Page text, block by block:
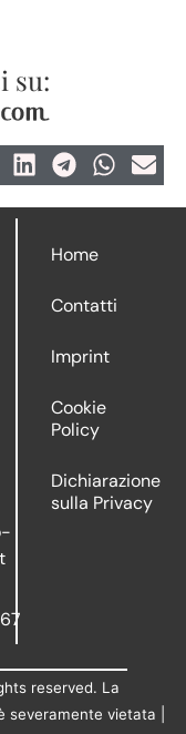
su:
Home
Contatti
Imprint
Cookie
Policy
Dichiarazione
sulla Privacy
reserved. La
vietata |